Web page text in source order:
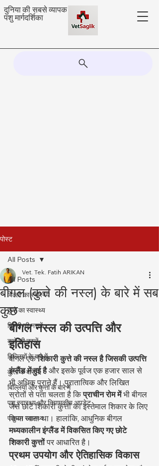
दुनिया की सबसे व्यापक
पशु मार्गदर्शिका
पोस्ट
All Posts
बिल्ली का स्वास्थ्य
कुत्ते का स्वास्थ्य
बिल्ली की नस्लें
कुत्ते की नस्लें
बिल्लियों के बारे में
कुत्तों के बारे में
बिल्लियों और कुत्तों के बारे में
पशु स्वास्थ्य और नियामकीय अपडेट
पशुधन स्वास्थ्य
All Posts
बीगल (कुत्ते की नस्ल) के बारे में सब
कुछ
Vet. Tek. Fatih ARIKAN
बीगल नस्ल की उत्पत्ति और
इतिहास
बीगल एक शिकारी कुत्ते की नस्ल है जिसकी उत्पत्ति
इंग्लैंड में हुई है और इसके पूर्वज एक हजार साल से
भी अधिक पुराने हैं। पुरातात्विक और लिखित
स्रोतों से पता चलता है कि प्राचीन रोम में भी बीगल
जैसे छोटे शिकारी कुत्तों का इस्तेमाल शिकार के लिए
किया जाता था। हालांकि, आधुनिक बीगल
मध्यकालीन इंग्लैंड में विकसित किए गए छोटे
शिकारी कुत्तों पर आधारित है।
प्रथम उपयोग और ऐतिहासिक विकास